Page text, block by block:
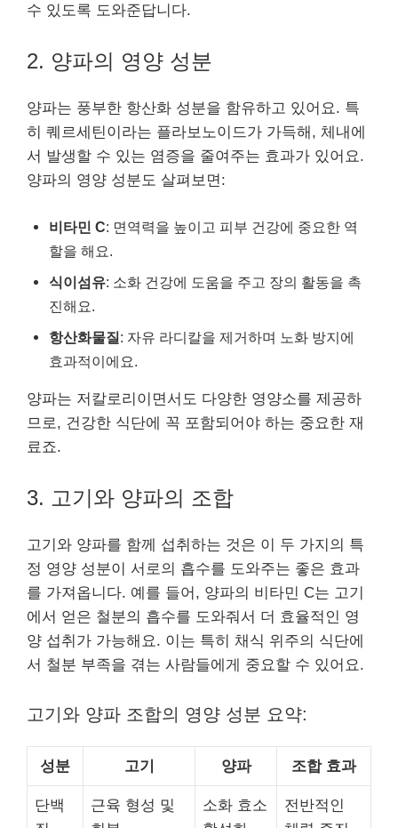
수 있도록 도와준답니다.
2. 양파의 영양 성분
양파는 풍부한 항산화 성분을 함유하고 있어요. 특
히 퀘르세틴이라는 플라보노이드가 가득해, 체내에
서 발생할 수 있는 염증을 줄여주는 효과가 있어요.
양파의 영양 성분도 살펴보면:
비타민 C: 면역력을 높이고 피부 건강에 중요한 역
할을 해요.
식이섬유: 소화 건강에 도움을 주고 장의 활동을 촉
진해요.
항산화물질: 자유 라디칼을 제거하며 노화 방지에
효과적이에요.
양파는 저칼로리이면서도 다양한 영양소를 제공하
므로, 건강한 식단에 꼭 포함되어야 하는 중요한 재
료죠.
3. 고기와 양파의 조합
고기와 양파를 함께 섭취하는 것은 이 두 가지의 특
정 영양 성분이 서로의 흡수를 도와주는 좋은 효과
를 가져옵니다. 예를 들어, 양파의 비타민 C는 고기
에서 얻은 철분의 흡수를 도와줘서 더 효율적인 영
양 섭취가 가능해요. 이는 특히 채식 위주의 식단에
서 철분 부족을 겪는 사람들에게 중요할 수 있어요.
고기와 양파 조합의 영양 성분 요약:
성분 고기 양파 조합 효과
단백
근육 형성 및
소화 효소
전반적인